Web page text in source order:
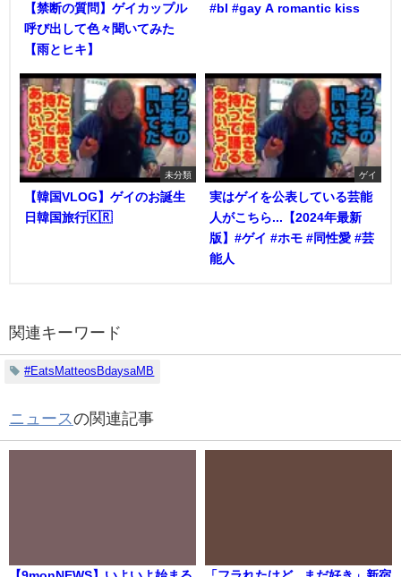
【禁断の質問】ゲイカップル
呼び出して色々聞いてみた
【雨とヒキ】
#bl #gay A romantic kiss
未分類
【韓国VLOG】ゲイのお誕生
日韓国旅行🇰🇷
ゲイ
実はゲイを公表している芸能
人がこちら...【2024年最新
版】#ゲイ #ホモ #同性愛 #芸
能人
関連キーワード
#EatsMatteosBdaysaMB
ニュースの関連記事